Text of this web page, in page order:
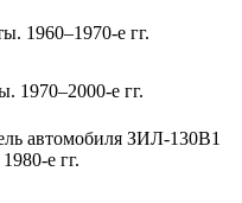
1960–1970-е гг.
1970–2000-е гг.
автомобиля ЗИЛ-130В1
е гг.